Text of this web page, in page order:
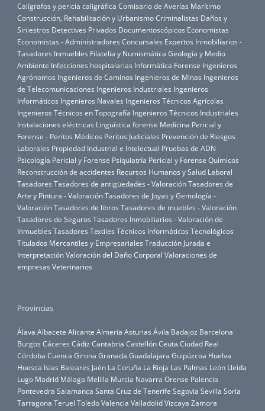
Calígrafos y pericia caligráfica Comisario de Averías Marítimo
Construcción, Rehabilitación y UrbanismoCriminalistas Daños y
Siniestros Detectives Privados Documentoscópicos Economistas
Economistas - Administradores Concursales Expertos Inmobiliarios -
Tasadores Inmuebles Filatelia y Numismática Geología y Medio
Ambiente Infecciones hospitalarias Informática Forense Ingenieros
Agrónomos Ingenieros de Caminos Ingenieros de Minas Ingenieros
de Telecomunicaciones Ingenieros Industriales Ingenieros
Informáticos Ingenieros Navales Ingenieros Técnicos Agrícolas
Ingenieros Técnicos en Topografía Ingenieros Técnicos Industriales
Instalaciones eléctricas Lingüística forense Medicina Pericial y
Forense - Peritos Médicos Peritos Judiciales Prevención de Riesgos
Laborales Propiedad Industrial e Intelectual Pruebas de ADN
Psicología Pericial y Forense Psiquiatría Pericial y Forense Químicos
Reconstrucción de accidentes Recursos Humanos y Salud Laboral
Tasadores Tasadores de antigüedades - ValoraciónTasadores de
Arte y Pintura - ValoraciónTasadores de Joyas y Gemología -
ValoraciónTasadores de libros Tasadores de muebles - Valoración
Tasadores de Seguros Tasadores Inmobiliarios - Valoración de
Inmuebles Tasadores Textiles Técnicos Informáticos Tecnológicos
Titulados Mercantiles y Empresariales Traducción Jurada e
InterpretaciónValoración del Daño Corporal Valoraciones de
empresas Veterinarios
Provincias
Álava Albacete Alicante Almería Asturias Ávila Badajoz Barcelona
Burgos Cáceres Cádiz Cantabria CastellónCeuta Ciudad Real
Córdoba Cuenca Girona Granada Guadalajara Guipúzcoa Huelva
Huesca Islas Baleares Jaén La Coruña La Rioja Las Palmas León Lleida
Lugo Madrid Málaga Melilla Murcia Navarra Orense Palencia
Pontevedra Salamanca Santa Cruz de Tenerife Segovia Sevilla Soria
Tarragona Teruel ToledoValencia ValladolidVizcaya Zamora